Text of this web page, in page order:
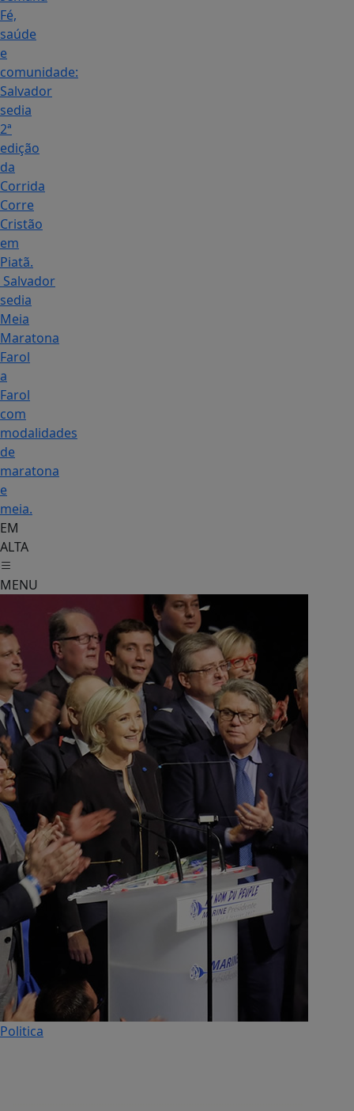
Fé,
saúde
e
comunidade:
Salvador
sedia
2ª
edição
da
Corrida
Corre
Cristão
em
Piatã.
Salvador
sedia
Meia
Maratona
Farol
a
Farol
com
modalidades
de
maratona
e
meia.
EM
ALTA
MENU
Politica